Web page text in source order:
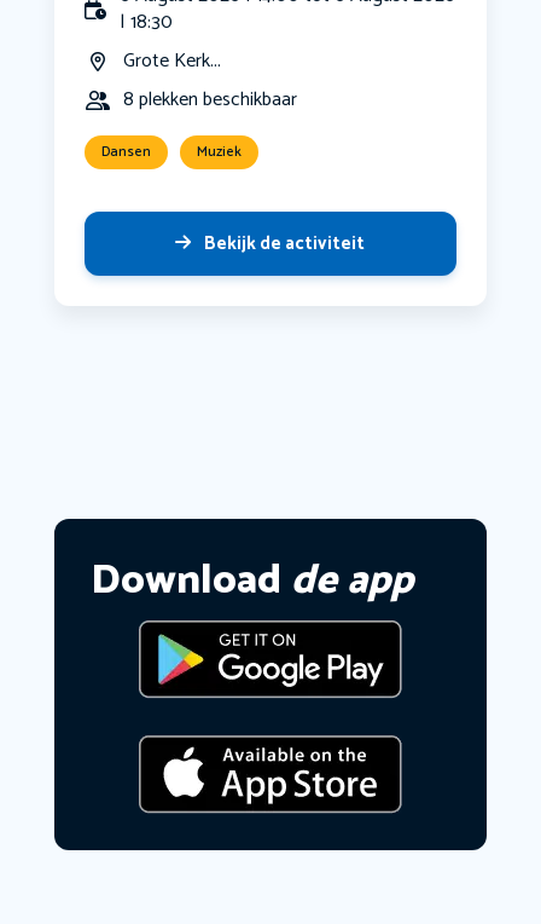
| 18:30
Grote Kerk...
8 plekken beschikbaar
Dansen Muziek
Bekijk de activiteit
Download de app